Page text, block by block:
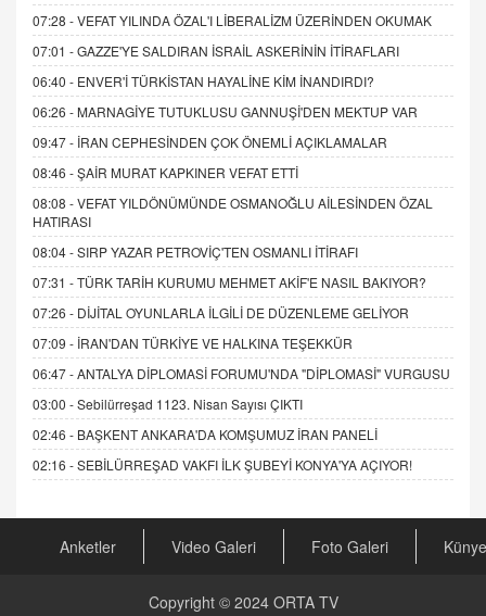
07:28 -VEFAT YILINDA ÖZAL'I LİBERALİZM ÜZERİNDEN OKUMAK
07:01 -GAZZE'YE SALDIRAN İSRAİL ASKERİNİN İTİRAFLARI
06:40 - ENVER'İ TÜRKİSTAN HAYALİNE KİM İNANDIRDI?
06:26 - MARNAGİYE TUTUKLUSU GANNUŞİ'DEN MEKTUP VAR
09:47 - İRAN CEPHESİNDEN ÇOK ÖNEMLİ AÇIKLAMALAR
08:46 -ŞAİR MURAT KAPKINER VEFAT ETTİ
08:08 -VEFAT YILDÖNÜMÜNDE OSMANOĞLU AİLESİNDEN ÖZAL
HATIRASI
08:04 -SIRP YAZAR PETROVİÇ'TEN OSMANLI İTİRAFI
07:31 -TÜRK TARİH KURUMU MEHMET AKİF'E NASIL BAKIYOR?
07:26 - DİJİTAL OYUNLARLA İLGİLİ DE DÜZENLEME GELİYOR
07:09 - İRAN'DAN TÜRKİYE VE HALKINA TEŞEKKÜR
06:47 -ANTALYA DİPLOMASİ FORUMU'NDA "DİPLOMASİ" VURGUSU
03:00 -Sebilürreşad 1123. Nisan Sayısı ÇIKTI
02:46 - BAŞKENT ANKARA'DA KOMŞUMUZ İRAN PANELİ
02:16 -SEBİLÜRREŞAD VAKFI İLK ŞUBEYİ KONYA'YA AÇIYOR!
Anketler Video Galeri Foto Galeri Künye
Copyright © 2024 ORTA TV